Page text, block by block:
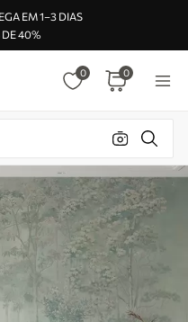
EM 1–3 DIAS
40%
0 0